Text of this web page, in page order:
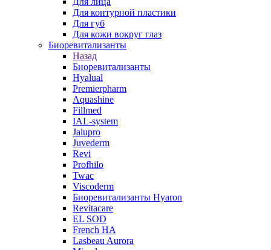
Для контурной пластики
Для губ
Для кожи вокруг глаз
Биоревитализанты
Назад
Биоревитализанты
Hyalual
Premierpharm
Aquashine
Fillmed
IAL-system
Jalupro
Juvederm
Revi
Profhilo
Twac
Viscoderm
Биоревитализанты Hyaron
Revitacare
EL SOD
French HA
Lasbeau Aurora